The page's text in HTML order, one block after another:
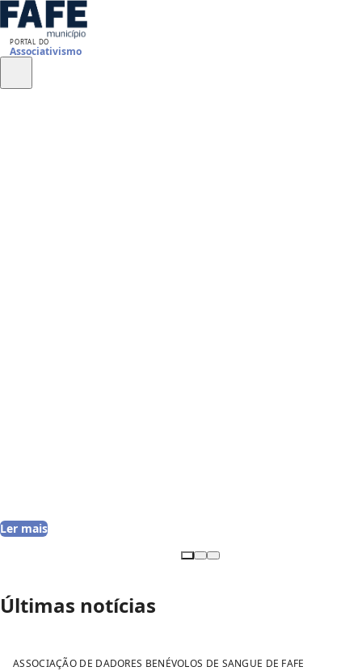
PORTAL DO
Associativismo
Ler mais
Últimas notícias
ASSOCIAÇÃO DE DADORES BENÉVOLOS DE SANGUE DE FAFE